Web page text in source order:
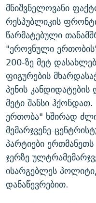
მნიშვნელოვანი
რესპუბლიკის
წარმატებული
"ეროვნული
200-ზე მეტ
ფიგურების
პენის კანდიდატების
მეტი შანსი
ერთობა" ხშირად
მემარჯვენე-
პარტიები ერთმანეთს
ჯერზე
ისარგებლეს
დანაწევრებით.